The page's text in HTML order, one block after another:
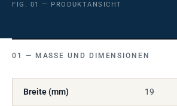
FIG. 01 — PRODUKTANSICHT
MASSE UND DIMENSIONEN
Breite (mm) 19